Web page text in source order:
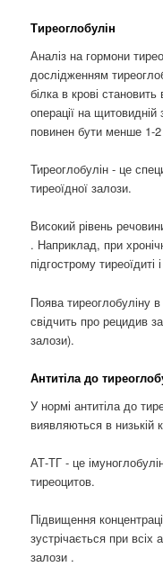
Тиреоглобулін
Аналіз на гормони
дослідженням
білка в крові
операції на щитовидній
повинен бути менше 1-
Тиреоглобулін - це
тиреоїдної залози.
Високий рівень
. Наприклад, при
підгострому тиреоїдиті
Поява тиреоглобуліну
свідчить про рецидив
залози).
Антитіла до
У нормі антитіла до
виявляються в низькій
АТ-ТГ - це
тиреоцитов.
Підвищення
зустрічається при всіх
залози .